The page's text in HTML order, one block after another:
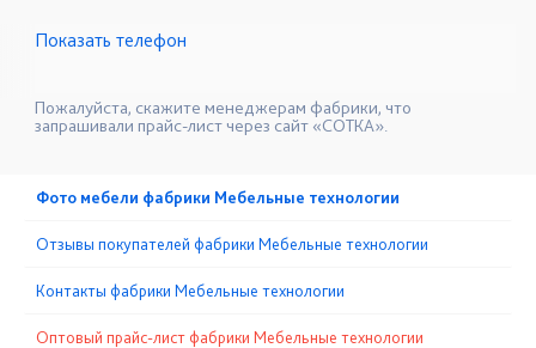
☎+7 (351) 218-92-86
Показать телефон
Пожалуйста, скажите менеджерам фабрики, что
запрашивали прайс-лист через сайт «СОТКА».
Фото мебели фабрики Мебельные технологии
Отзывы покупателей фабрики Мебельные технологии
Контакты фабрики Мебельные технологии
Оптовый прайс-лист фабрики Мебельные технологии